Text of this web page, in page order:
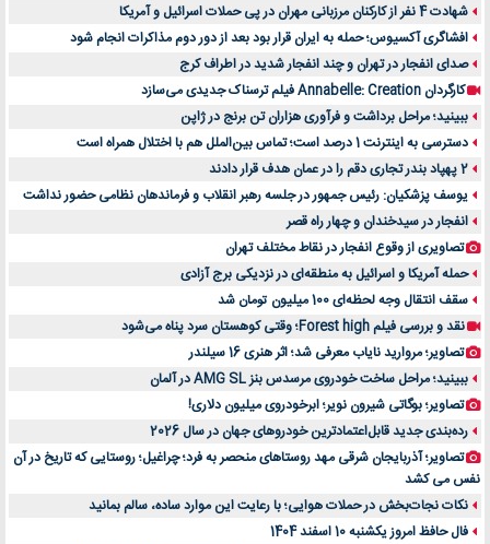
شهادت 4 نفر از کارکنان مرزبانی مهران در پی حملات اسرائیل و آمریکا
افشاگری آکسیوس؛ حمله به ایران قرار بود بعد از دور دوم مذاکرات انجام شود
صدای انفجار در تهران و چند انفجار شدید در اطراف کرج
کارگردان Annabelle: Creation فیلم ترسناک جدیدی می‌سازد
ببینید؛ مراحل برداشت و فرآوری هزاران تن برنج در ژاپن
دسترسی به اینترنت 1 درصد است؛ تماس بین‌الملل هم با اختلال همراه است
2 پهپاد بندر تجاری دقم را در عمان هدف قرار دادند
یوسف پزشکیان: رئیس جمهور در جلسه رهبر انقلاب و فرماندهان نظامی حضور نداشت
انفجار در سیدخندان و چهار راه قصر
تصاویری از وقوع انفجار در نقاط مختلف تهران
حمله آمریکا و اسرائیل به منطقه‌ای در نزدیکی برج آزادی
سقف انتقال وجه لحظه‌ای 100 میلیون تومان شد
نقد و بررسی فیلم Forest high؛ وقتی کوهستان سرد پناه می‌شود
تصاویر؛ مروارید نایاب معرفی شد؛ اثر هنری 16 سیلندر
ببینید؛ مراحل ساخت خودروی مرسدس بنز AMG SL در آلمان
تصاویر؛ بوگاتی شیرون نویر؛ ابرخودروی میلیون دلاری!
رده‌بندی جدید قابل‌اعتمادترین خودروهای جهان در سال 2026
تصاویر؛ آذربایجان شرقی مهد روستاهای منحصر به فرد؛ چراغیل؛ روستایی که تاریخ در آن
نفس می کشد
نکات نجات‌بخش در حملات هوایی؛ با رعایت این موارد ساده، سالم بمانید
فال حافظ امروز یکشنبه 10 اسفند 1404